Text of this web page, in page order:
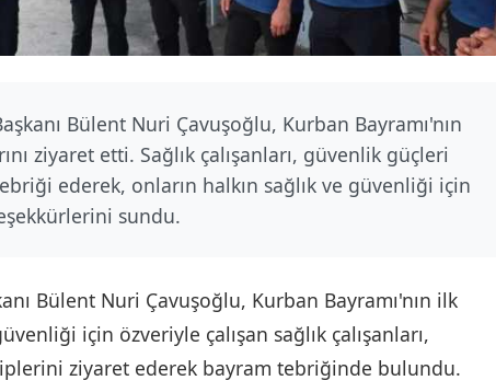
Bülent Nuri Çavuşoğlu, Kurban Bayramı'nın
ziyaret etti. Sağlık çalışanları, güvenlik güçleri
ederek, onların halkın sağlık ve güvenliği için
sundu.
Bülent Nuri Çavuşoğlu, Kurban Bayramı'nın ilk
için özveriyle çalışan sağlık çalışanları,
ziyaret ederek bayram tebriğinde bulundu.